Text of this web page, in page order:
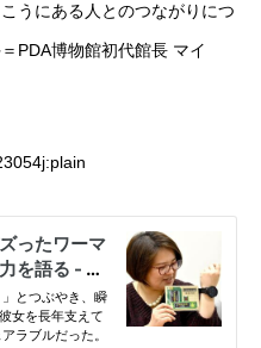
うにある人とのつながりにつ
PDA博物館初代館長 マイ